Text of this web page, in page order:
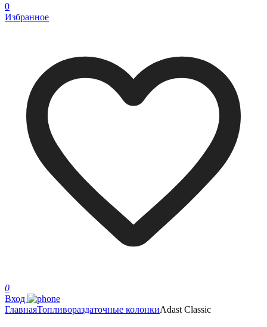
0
Избранное
0
Вход
ГлавнаяТопливораздаточные колонкиAdast Classic